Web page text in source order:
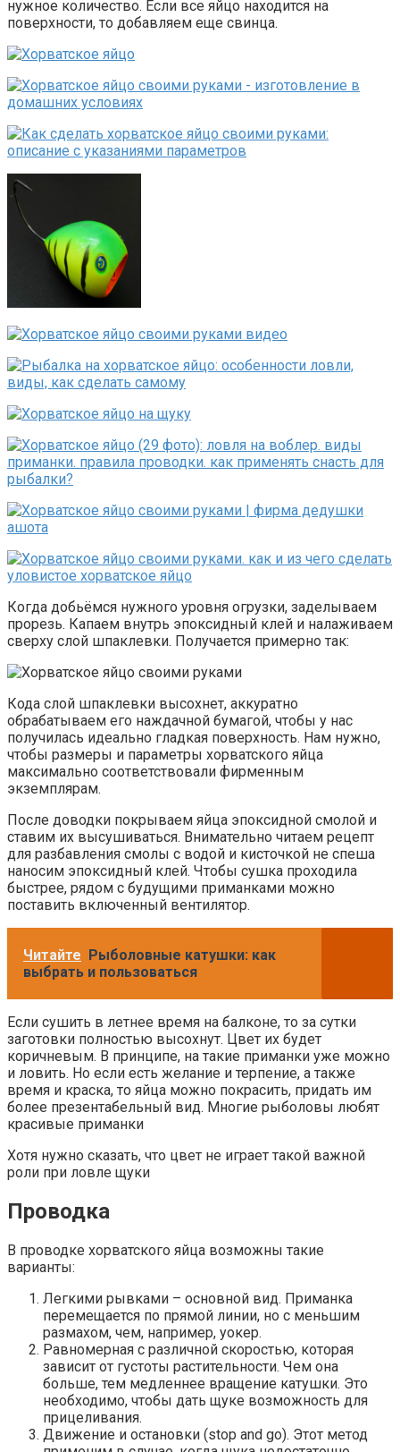
нужное количество. Если все яйцо находится на
поверхности, то добавляем еще свинца.
Когда добьёмся нужного уровня огрузки, заделываем
прорезь. Капаем внутрь эпоксидный клей и налаживаем
сверху слой шпаклевки. Получается примерно так:
Кода слой шпаклевки высохнет, аккуратно
обрабатываем его наждачной бумагой, чтобы у нас
получилась идеально гладкая поверхность. Нам нужно,
чтобы размеры и параметры хорватского яйца
максимально соответствовали фирменным
экземплярам.
После доводки покрываем яйца эпоксидной смолой и
ставим их высушиваться. Внимательно читаем рецепт
для разбавления смолы с водой и кисточкой не спеша
наносим эпоксидный клей. Чтобы сушка проходила
быстрее, рядом с будущими приманками можно
поставить включенный вентилятор.
Читайте Рыболовные катушки: как
выбрать и пользоваться
Если сушить в летнее время на балконе, то за сутки
заготовки полностью высохнут. Цвет их будет
коричневым. В принципе, на такие приманки уже можно
и ловить. Но если есть желание и терпение, а также
время и краска, то яйца можно покрасить, придать им
более презентабельный вид. Многие рыболовы любят
красивые приманки
Хотя нужно сказать, что цвет не играет такой важной
роли при ловле щуки
Проводка
В проводке хорватского яйца возможны такие
варианты:
Легкими рывками – основной вид. Приманка
перемещается по прямой линии, но с меньшим
размахом, чем, например, уокер.
Равномерная с различной скоростью, которая
зависит от густоты растительности. Чем она
больше, тем медленнее вращение катушки. Это
необходимо, чтобы дать щуке возможность для
прицеливания.
Движение и остановки (stop and go). Этот метод